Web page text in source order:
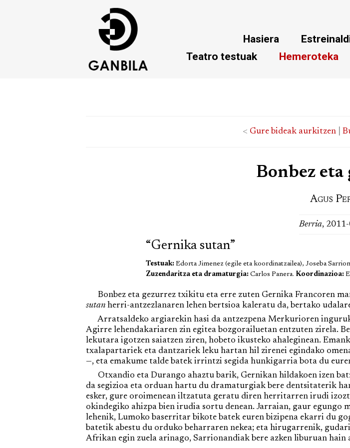
Hasiera
Teatro testuak
Hemeroteka
< Gure bideak aurkitzen
Bonbez eta
Agus
Berria,
“Gernika sutan”
Testuak: Edorta Jimenez (egile eta koordinatzailea), Joseba
Zuzendaritza eta dramaturgia: Carlos Panera. Koordinazioa:
Bonbez eta gezurrez txikitu eta erre zuten Gernika Francoren
sutan herri-antzezlanaren lehen bertsioa kaleratu da, bertako
Arratsaldeko argiarekin hasi da antzezpena Merkurioren
Agirre lehendakariaren zin egitea bozgorailuetan entzuten zirela.
lekutara igotzen saiatzen ziren, hobeto ikusteko ahaleginean.
txalapartariek eta dantzariek leku hartan hil zirenei egindako
—, eta emakume talde batek irrintzi segida hunkigarria bota du
Otxandio eta Durango ahaztu barik, Gernikan hildakoen izen
da segizioa eta orduan hartu du dramaturgiak bere dentsitaterik
esker, gure oroimenean iltzatuta geratu diren herritarren irudi
okindegiko ahizpa bien irudia sortu denean. Jarraian, gaur
lehenik, Lumoko baserritar bikote batek euren bizipena ekarri du
batetik abestu du orduko beharraren nekea; eta hirugarrenik,
Afrikan egin zuela arinago, Sarrionandiak bere azken liburuan hain